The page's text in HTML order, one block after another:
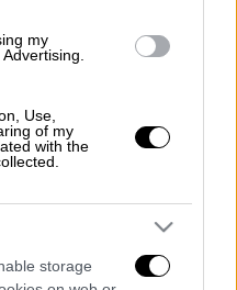
my
Use,
of my
with the
storage
έκταση στην
και